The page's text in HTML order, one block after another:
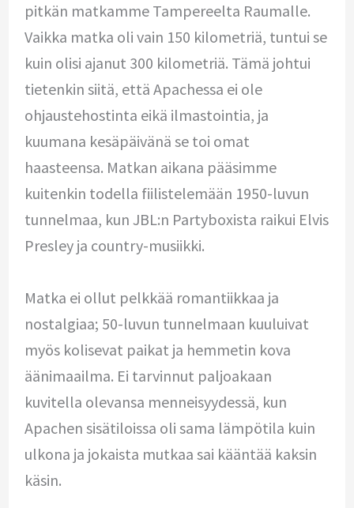
pitkän matkamme Tampereelta Raumalle.
Vaikka matka oli vain 150 kilometriä, tuntui se
kuin olisi ajanut 300 kilometriä. Tämä johtui
tietenkin siitä, että Apachessa ei ole
ohjaustehostinta eikä ilmastointia, ja
kuumana kesäpäivänä se toi omat
haasteensa. Matkan aikana pääsimme
kuitenkin todella fiilistelemään 1950-luvun
tunnelmaa, kun JBL:n Partyboxista raikui Elvis
Presley ja country-musiikki.
Matka ei ollut pelkkää romantiikkaa ja
nostalgiaa; 50-luvun tunnelmaan kuuluivat
myös kolisevat paikat ja hemmetin kova
äänimaailma. Ei tarvinnut paljoakaan
kuvitella olevansa menneisyydessä, kun
Apachen sisätiloissa oli sama lämpötila kuin
ulkona ja jokaista mutkaa sai kääntää kaksin
käsin.